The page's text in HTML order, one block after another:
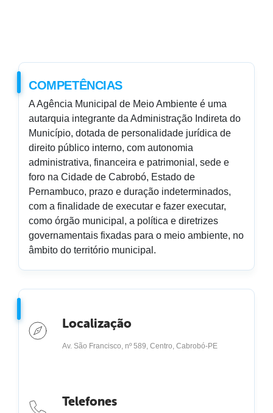
COMPETÊNCIAS
A Agência Municipal de Meio Ambiente é uma
autarquia integrante da Administração Indireta do
Município, dotada de personalidade jurídica de
direito público interno, com autonomia
administrativa, financeira e patrimonial, sede e
foro na Cidade de Cabrobó, Estado de
Pernambuco, prazo e duração indeterminados,
com a finalidade de executar e fazer executar,
como órgão municipal, a política e diretrizes
governamentais fixadas para o meio ambiente, no
âmbito do território municipal.
Localização
Av. São Francisco, nº 589, Centro, Cabrobó-PE
Telefones